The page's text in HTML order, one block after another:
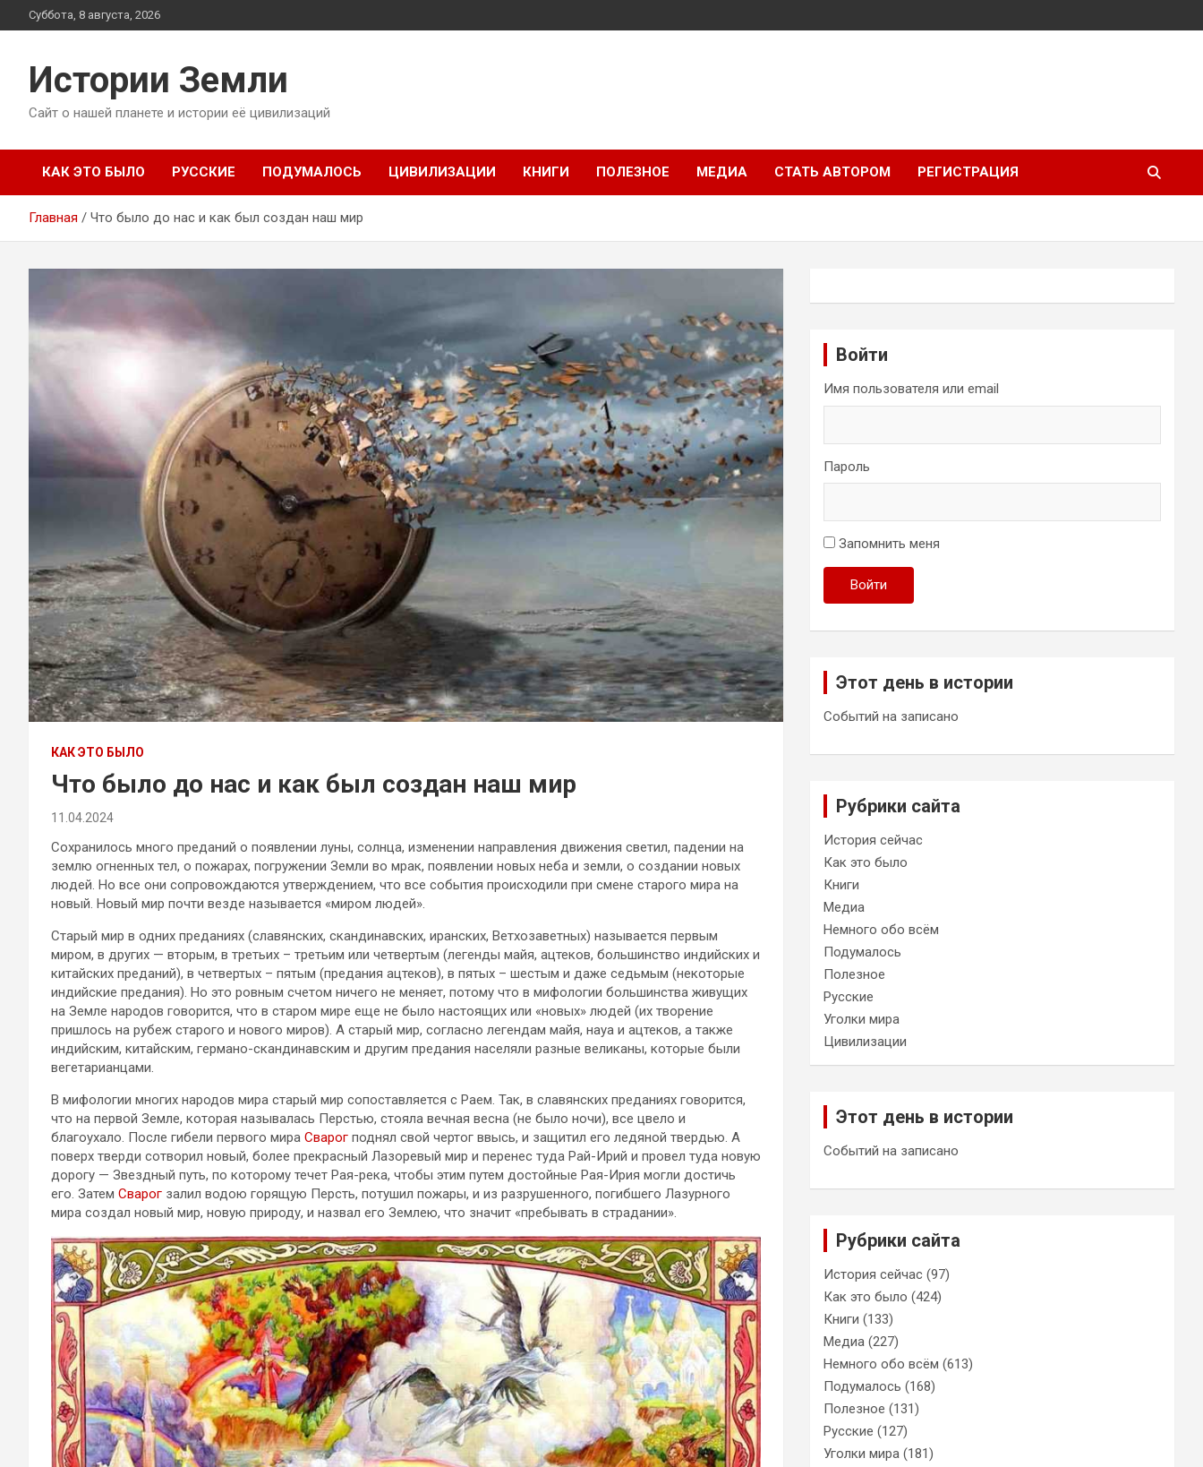
Перейти
к
Суббота, 8 августа, 2026
Истории Земли
Сайт о нашей планете и истории её цивилизаций
КАК ЭТО БЫЛО РУССКИЕ ПОДУМАЛОСЬ ЦИВИЛИЗАЦИИ КНИГИ ПОЛЕЗНОЕ МЕДИА СТАТЬ АВТОРОМ РЕГИСТРАЦИЯ
Главная Что было до нас и как был создан наш мир
КАК ЭТО БЫЛО
Что было до нас и как был создан наш мир
11.04.2024
Сохранилось много преданий о появлении луны, солнца, изменении направления движения светил, падении на
землю огненных тел, о пожарах, погружении Земли во мрак, появлении новых неба и земли, о создании новых
людей. Но все они сопровождаются утверждением, что все события происходили при смене старого мира на
новый. Новый мир почти везде называется «миром людей».
Старый мир в одних преданиях (славянских, скандинавских, иранских, Ветхозаветных) называется первым
миром, в других — вторым, в третьих – третьим или четвертым (легенды майя, ацтеков, большинство индийских и
китайских преданий), в четвертых – пятым (предания ацтеков), в пятых – шестым и даже седьмым (некоторые
индийские предания). Но это ровным счетом ничего не меняет, потому что в мифологии большинства живущих
на Земле народов говорится, что в старом мире еще не было настоящих или «новых» людей (их творение
пришлось на рубеж старого и нового миров). А старый мир, согласно легендам майя, науа и ацтеков, а также
индийским, китайским, германо-скандинавским и другим предания населяли разные великаны, которые были
вегетарианцами.
В мифологии многих народов мира старый мир сопоставляется с Раем. Так, в славянских преданиях говорится,
что на первой Земле, которая называлась Перстью, стояла вечная весна (не было ночи), все цвело и
благоухало. После гибели первого мира Сварог поднял свой чертог ввысь, и защитил его ледяной твердью. А
поверх тверди сотворил новый, более прекрасный Лазоревый мир и перенес туда Рай-Ирий и провел туда новую
дорогу — Звездный путь, по которому течет Рая-река, чтобы этим путем достойные Рая-Ирия могли достичь
его. Затем Сварог залил водою горящую Персть, потушил пожары, и из разрушенного, погибшего Лазурного
мира создал новый мир, новую природу, и назвал его Землею, что значит «пребывать в страдании».
Войти
Имя пользователя или email
Пароль
Запомнить меня
Войти
Этот день в истории
Событий на записано
Рубрики сайта
История сейчас
Как это было
Книги
Медиа
Немного обо всём
Подумалось
Полезное
Русские
Уголки мира
Цивилизации
Этот день в истории
Событий на записано
Рубрики сайта
История сейчас (97)
Как это было (424)
Книги (133)
Медиа (227)
Немного обо всём (613)
Подумалось (168)
Полезное (131)
Русские (127)
Уголки мира (181)